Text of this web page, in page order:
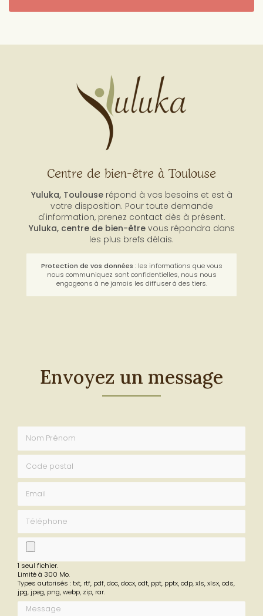
Centre de bien-être à Toulouse
Yuluka, Toulouserépond à vos besoins et est à
votre disposition. Pour toute demande
d'information, prenez contact dès à présent.
Yuluka, centre de bien-êtrevous répondra dans
les plus brefs délais.
Protection de vos données : les informations que vous
nous communiquez sont confidentielles, nous nous
engageons à ne jamais les diffuser à des tiers.
Envoyez un message
Code postal
Email
fichier
1 seul fichier.
Limité à 300 Mo.
Types autorisés : txt, rtf, pdf, doc, docx, odt, ppt, pptx, odp, xls, xlsx, ods,
jpg, jpeg, png, webp, zip, rar.
Message